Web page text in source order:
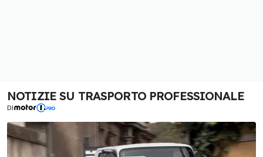
NOTIZIE SU TRASPORTO PROFESSIONALE
DI